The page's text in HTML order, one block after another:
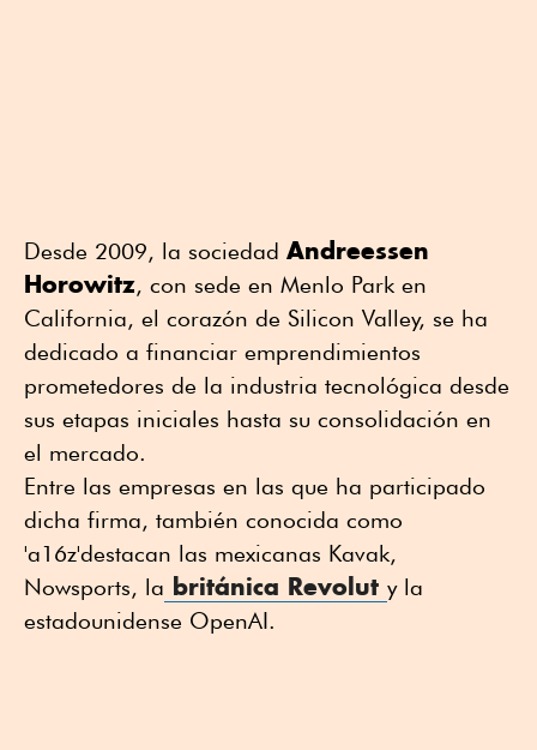
Desde 2009, la sociedad Andreessen
Horowitz, con sede en Menlo Park en
California, el corazón de Silicon Valley, se ha
dedicado a financiar emprendimientos
prometedores de la industria tecnológica desde
sus etapas iniciales hasta su consolidación en
el mercado.
Entre las empresas en las que ha participado
dicha firma, también conocida como
'a16z'destacan las mexicanas Kavak,
Nowsports, la británica Revolut y la
estadounidense OpenAI.